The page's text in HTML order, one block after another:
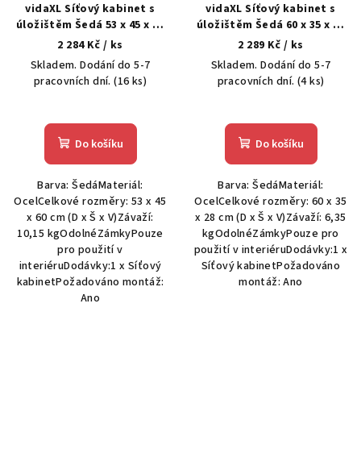
vidaXL Síťový kabinet s
úložištěm Šedá 53 x 45 x 60
cm Ocel
2 284 Kč / ks
Skladem. Dodání do 5-7
pracovních dní.(16 ks)
Do košíku
Barva: ŠedáMateriál:
OcelCelkové rozměry: 53 x 45
x 60 cm (D x Š x V)Závaží:
10,15 kgOdolnéZámkyPouze
pro použití v
interiéruDodávky:1 x Síťový
kabinetPožadováno montáž:
Ano
vidaXL Síťový kabinet s
úložištěm Šedá 60 x 35 x 28
cm Ocel
2 289 Kč / ks
Skladem. Dodání do 5-7
pracovních dní. (4 ks)
Do košíku
Barva: ŠedáMateriál:
OcelCelkové rozměry: 60 x 35
x 28 cm (D x Š x V)Závaží: 6,35
kgOdolnéZámkyPouze pro
použití v interiéruDodávky:1 x
Síťový kabinetPožadováno
montáž: Ano